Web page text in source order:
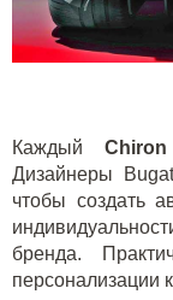
Каждый Chiron
Дизайнеры
чтобы создать
бренда.
персонализации